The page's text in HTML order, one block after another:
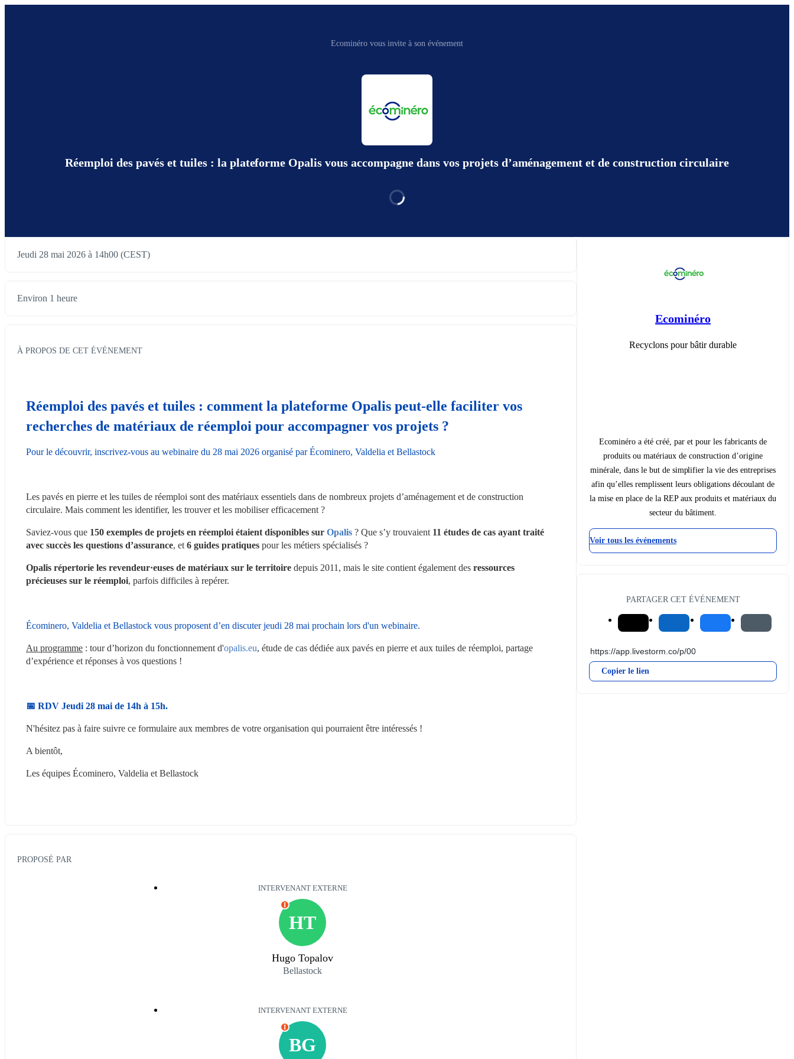
Ecominéro vous invite à son événement
Réemploi des pavés et tuiles : la plateforme Opalis vous accompagne dans vos projets d’aménagement et de construction circulaire
Jeudi 28 mai 2026 à 14h00 (CEST)
Environ 1 heure
À PROPOS DE CET ÉVÉNEMENT
Réemploi des pavés et tuiles : comment la plateforme Opalis peut-elle faciliter vos
recherches de matériaux de réemploi pour accompagner vos projets ?
Pour le découvrir, inscrivez-vous au webinaire du 28 mai 2026 organisé par Écominero, Valdelia et Bellastock
Les pavés en pierre et les tuiles de réemploi sont des matériaux essentiels dans de nombreux projets d’aménagement et de construction
circulaire. Mais comment les identifier, les trouver et les mobiliser efficacement ?
Saviez-vous que 150 exemples de projets en réemploi étaient disponibles sur Opalis ? Que s’y trouvaient 11 études de cas ayant traité
avec succès les questions d’assurance, et 6 guides pratiques pour les métiers spécialisés ?
Opalis répertorie les revendeur·euses de matériaux sur le territoire depuis 2011, mais le site contient également des ressources
précieuses sur le réemploi, parfois difficiles à repérer.
Écominero, Valdelia et Bellastock vous proposent d’en discuter jeudi 28 mai prochain lors d'un webinaire.
Au programme : tour d’horizon du fonctionnement d'opalis.eu, étude de cas dédiée aux pavés en pierre et aux tuiles de réemploi, partage
d’expérience et réponses à vos questions !
📅 RDV Jeudi 28 mai de 14h à 15h.
N'hésitez pas à faire suivre ce formulaire aux membres de votre organisation qui pourraient être intéressés !
A bientôt,
Les équipes Écominero, Valdelia et Bellastock
PROPOSÉ PAR
INTERVENANT EXTERNE
HT
I
Hugo Topalov
Bellastock
INTERVENANT EXTERNE
BG
I
Ecominéro
Recyclons pour bâtir durable
Ecominéro a été créé, par et pour les fabricants de
produits ou matériaux de construction d’origine
minérale, dans le but de simplifier la vie des entreprises
afin qu’elles remplissent leurs obligations découlant de
la mise en place de la REP aux produits et matériaux du
secteur du bâtiment.
Voir tous les événements
PARTAGER CET ÉVÉNEMENT
Copier le lien